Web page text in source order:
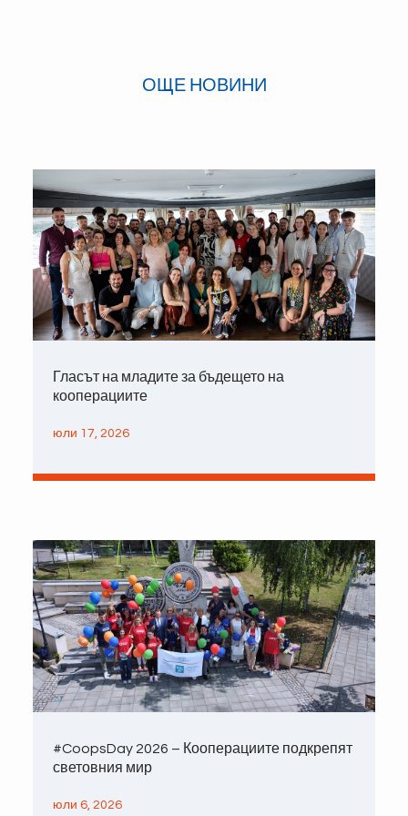
ОЩЕ НОВИНИ
Гласът на младите за бъдещето на
кооперациите
юли 17, 2026
#CoopsDay 2026 – Кооперациите подкрепят
световния мир
юли 6, 2026